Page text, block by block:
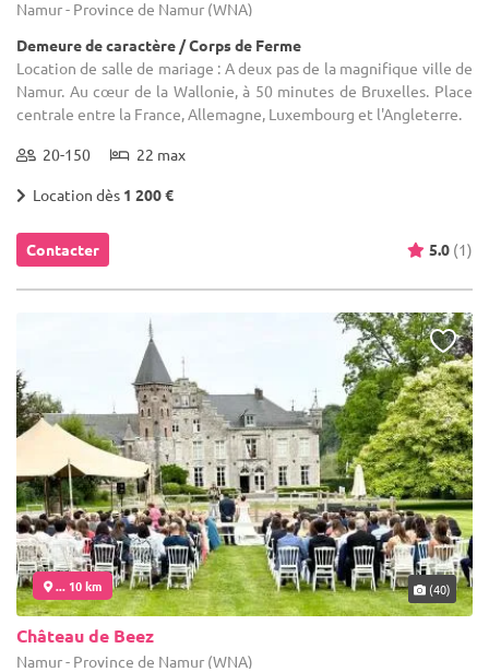
Namur - Province de Namur (WNA)
Demeure de caractère / Corps de Ferme
Location de salle de mariage : A deux pas de la magnifique ville de
Namur. Au cœur de la Wallonie, à 50 minutes de Bruxelles. Place
centrale entre la France, Allemagne, Luxembourg et l'Angleterre.
20-150 22 max
Location dès 1 200 €
Contacter 5.0 (1)
... 10 km (40)
Château de Beez
Namur - Province de Namur (WNA)